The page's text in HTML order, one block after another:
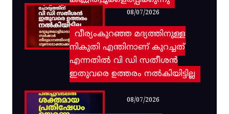
വീര്യംകുറഞ്ഞ മദ്യത്തിനുള്ള
നികുതി എന്തിനാണ് കുറച്ചത്
എന്നതിൽ വി ഡി സതീശൻ
ഇതുവരെ ഉത്തരം നൽകിയിട്ടില്ല
08/07/2026
08/07/2026